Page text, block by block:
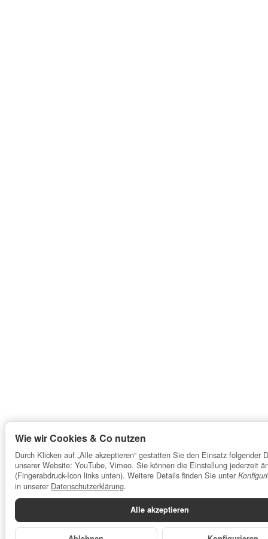
Wie wir Cookies & Co nutzen
Durch Klicken auf „Alle akzeptieren“ gestatten Sie den Einsatz folgender
unserer Website: YouTube, Vimeo. Sie können die Einstellung jederzeit
(Fingerabdruck-Icon links unten). Weitere Details finden Sie unter
in unserer Datenschutzerklärung.
Alle akzeptieren